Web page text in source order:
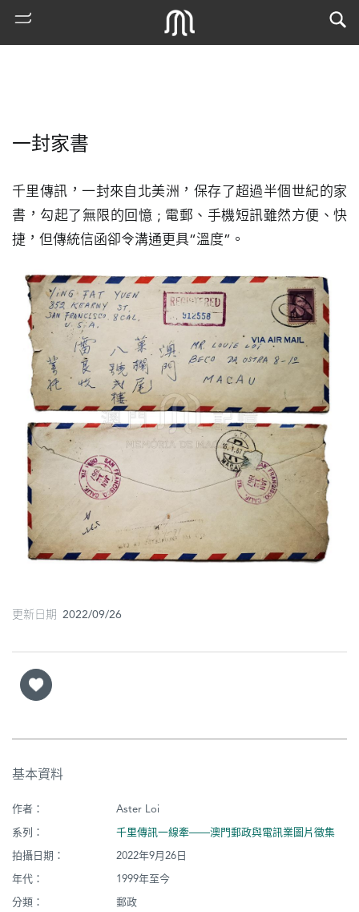
一封家書
千里傳訊，一封來自北美洲，保存了超過半個世紀的家
書，勾起了無限的回憶 ; 電郵、手機短訊雖然方便、快
捷，但傳統信函卻令溝通更具“溫度”。
更新日期 2022/09/26
基本資料
作者：
Aster Loi
系列：
千里傳訊一線牽——澳門郵政與電訊業圖片徵集
拍攝日期：
2022年9月26日
年代：
1999年至今
分類：
郵政